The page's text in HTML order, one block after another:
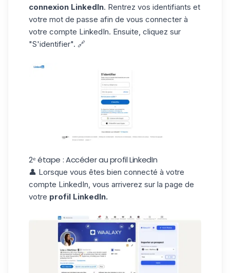
connexion LinkedIn. Rentrez vos identifiants et
votre mot de passe afin de vous connecter à
votre compte LinkedIn. Ensuite, cliquez sur
"S'identifier". 🔗
2ᵉ étape : Accéder au profil LinkedIn
👤 Lorsque vous êtes bien connecté à votre
compte LinkedIn, vous arriverez sur la page de
votre profil LinkedIn.